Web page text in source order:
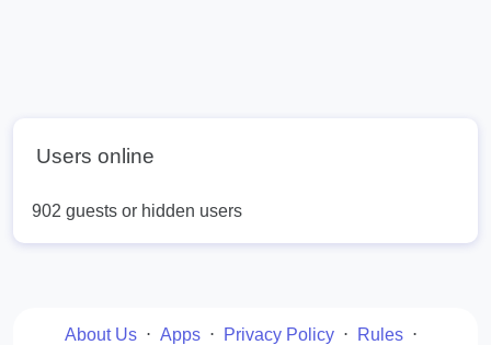
Users online
902 guests or hidden users
About Us ⋅ Apps ⋅ Privacy Policy ⋅ Rules ⋅